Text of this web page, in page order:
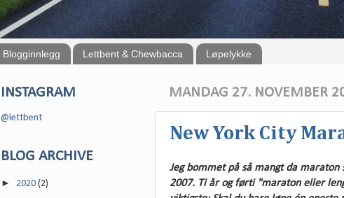
Blogginnlegg Lettbent & Chewbacca Løpelykke
MANDAG 27. NOVEMBER
New York City
Jeg bommet på så mangt da
2007. Ti år og førti "maraton eller
INSTAGRAM
@lettbent
BLOG ARCHIVE
► 2020 (2)